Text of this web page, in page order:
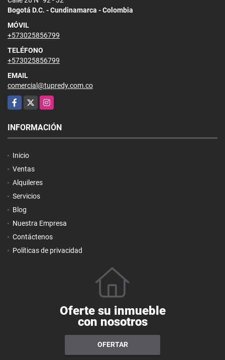
Bogotá D.C. - Cundinamarca - Colombia
MÓVIL
+573025856799
TELÉFONO
+573025856799
EMAIL
comercial@tupredy.com.co
Facebook
X Instagram
INFORMACIÓN
Inicio
Ventas
Alquileres
Servicios
Blog
Nuestra Empresa
Contáctenos
Políticas de privacidad
Oferte su inmueble
con nosotros
OFERTAR